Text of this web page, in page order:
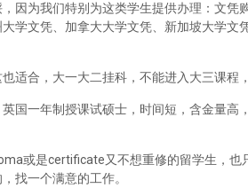
因为我们特别为这类学生提供办理：文凭
学文凭、加拿大大学文凭、新加坡大学文
适合，大一大二挂科，不能进入大三课程
国一年制授课试硕士，时间短，含金量高
或是certificate又不想重修的留学生，
找一个满意的工作。